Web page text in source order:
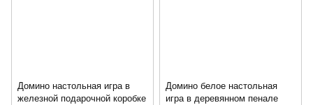
Домино настольная игра в
железной подарочной коробке
Домино белое настольная
игра в деревянном пенале